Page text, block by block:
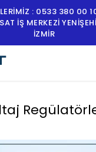
: 0533 380 00
İŞ MERKEZI
İZMİR